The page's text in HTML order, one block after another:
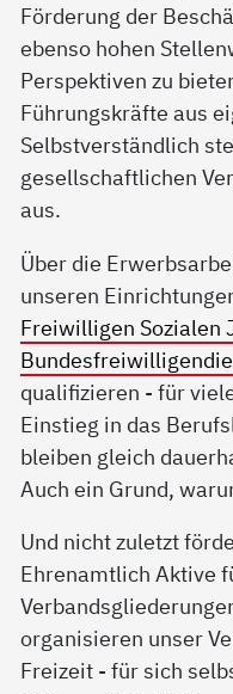
Förderung der
ebenso hohen
Perspektiven zu
Führungskräfte aus
Selbstverständlich
gesellschaftlichen
aus.
Über die
unseren
Freiwilligen Sozialen
qualifizieren - für
Einstieg in das
bleiben gleich
Auch ein Grund,
Und nicht zuletzt
Ehrenamtlich Aktive
organisieren unser
Freizeit - für sich